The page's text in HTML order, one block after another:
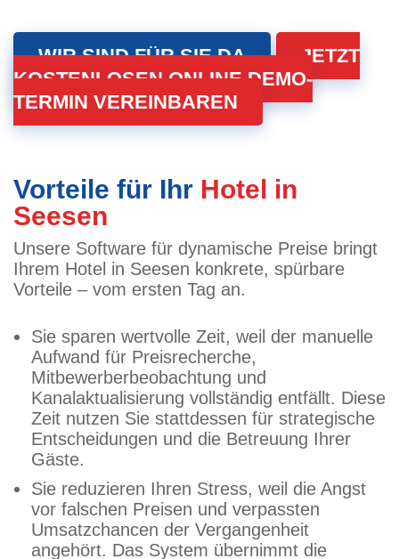
WIR SIND FÜR SIE DA
JETZT
KOSTENLOSEN ONLINE DEMO-
TERMIN VEREINBAREN
Vorteile für Ihr Hotel in
Seesen
Unsere Software für dynamische Preise bringt
Ihrem Hotel in Seesen konkrete, spürbare
Vorteile – vom ersten Tag an.
Sie sparen wertvolle Zeit, weil der manuelle
Aufwand für Preisrecherche,
Mitbewerberbeobachtung und
Kanalaktualisierung vollständig entfällt. Diese
Zeit nutzen Sie stattdessen für strategische
Entscheidungen und die Betreuung Ihrer
Gäste.
Sie reduzieren Ihren Stress, weil die Angst
vor falschen Preisen und verpassten
Umsatzchancen der Vergangenheit
angehört. Das System übernimmt die